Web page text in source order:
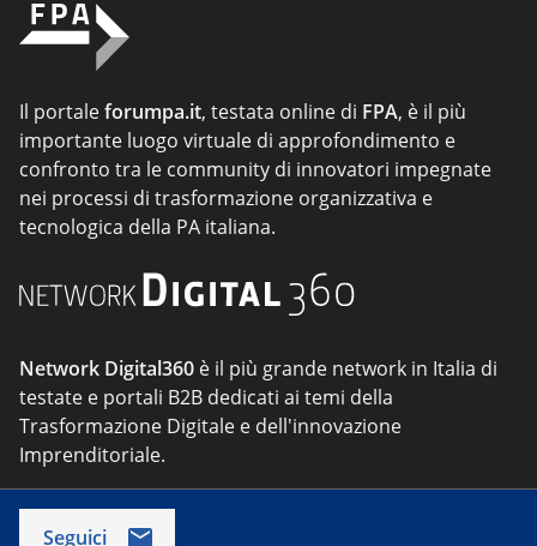
Il portaleforumpa.it, testata online di FPA, è il più
importante luogo virtuale di approfondimento e
confronto tra le community di innovatori impegnate
nei processi di trasformazione organizzativa e
tecnologica della PA italiana.
Network Digital360 è il più grande network in Italia di
testate e portali B2B dedicati ai temi della
Trasformazione Digitale e dell'innovazione
Imprenditoriale.
Seguici